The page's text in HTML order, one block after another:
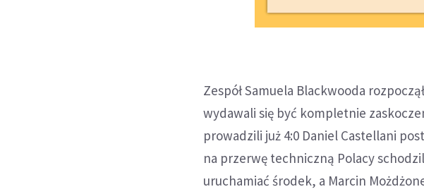
Zespół Samuela Blackwooda
wydawali się być kompletnie
prowadzili już 4:0 Daniel Castellani
na przerwę techniczną Polacy
uruchamiać środek, a Marcin